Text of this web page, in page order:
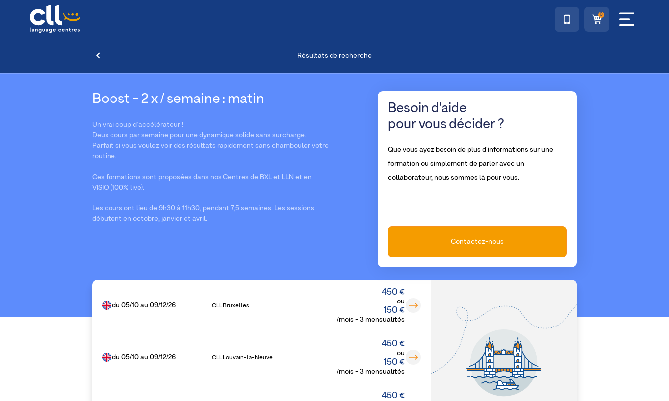
0
Résultats de recherche
Boost - 2 x / semaine : matin
Un vrai coup d’accélérateur !
Deux cours par semaine pour une dynamique solide sans surcharge.
Parfait si vous voulez voir des résultats rapidement sans chambouler votre
routine.
Ces formations sont proposées dans nos Centres de BXL et LLN et en
VISIO (100% live).
Les cours ont lieu de 9h30 à 11h30, pendant 7,5 semaines. Les sessions
débutent en octobre, janvier et avril.
Besoin d'aide
pour vous décider ?
Que vous ayez besoin de plus d'informations sur une
formation ou simplement de parler avec un
collaborateur, nous sommes là pour vous.
Contactez-nous
du 05/10au 09/12/26 CLL Bruxelles
450 €
ou
150 €
/mois - 3 mensualités
du 05/10au 09/12/26 CLL Louvain-la-Neuve
450 €
ou
150 €
/mois - 3 mensualités
450 €